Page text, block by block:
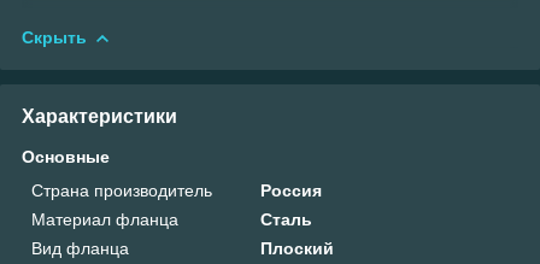
Скрыть
Характеристики
Основные
Страна производитель
Россия
Материал фланца
Сталь
Вид фланца
Плоский